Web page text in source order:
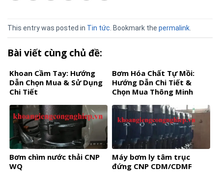
This entry was posted in Tin tức . Bookmark the permalink
Bài viết cùng chủ đề:
Khoan Cầm Tay: Hướng
Dẫn Chọn Mua & Sử Dụng
Chi Tiết
Bơm Hóa Chất Tự Mồi:
Hướng Dẫn Chi Tiết &
Chọn Mua Thông Minh
Bơm chìm nước thải CNP
WQ
Máy bơm ly tâm trục
đứng CNP CDM/CDMF